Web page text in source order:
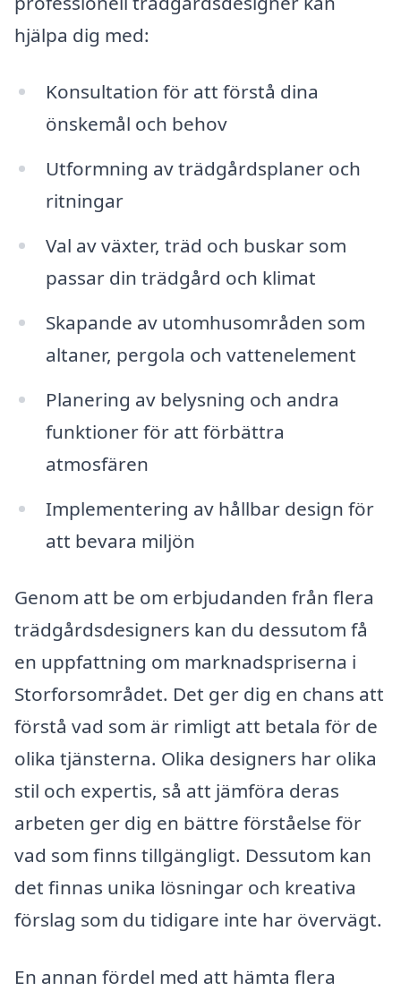
hjälpa dig med:
Konsultation för att förstå dina
önskemål och behov
Utformning av trädgårdsplaner och
ritningar
Val av växter, träd och buskar som
passar din trädgård och klimat
Skapande av utomhusområden som
altaner, pergola och vattenelement
Planering av belysning och andra
funktioner för att förbättra
atmosfären
Implementering av hållbar design för
att bevara miljön
Genom att be om erbjudanden från flera
trädgårdsdesigners kan du dessutom få
en uppfattning om marknadspriserna i
Storforsområdet. Det ger dig en chans att
förstå vad som är rimligt att betala för de
olika tjänsterna. Olika designers har olika
stil och expertis, så att jämföra deras
arbeten ger dig en bättre förståelse för
vad som finns tillgängligt. Dessutom kan
det finnas unika lösningar och kreativa
förslag som du tidigare inte har övervägt.
En annan fördel med att hämta flera